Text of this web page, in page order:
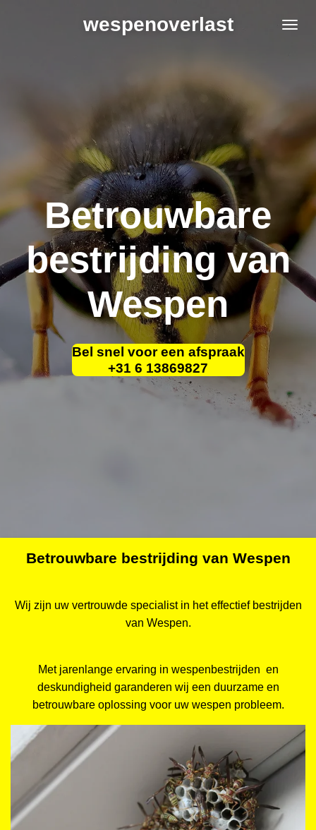
wespenoverlast
Betrouwbare
bestrijding van
Wespen
Bel snel voor een afspraak
+31 6 13869827
Betrouwbare bestrijding van Wespen
Wij zijn uw vertrouwde specialist in het effectief bestrijden
van Wespen.
Met jarenlange ervaring in wespenbestrijden en
deskundigheid garanderen wij een duurzame en
betrouwbare oplossing voor uw wespen probleem.